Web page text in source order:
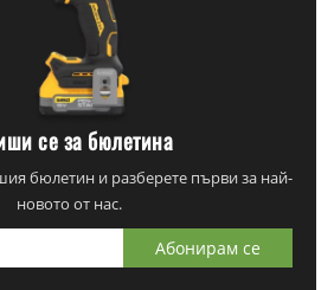
се за бюлетина
бюлетин и разберете първи за най-
новото от нас.
Абонирам се